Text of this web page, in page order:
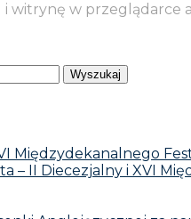
i witrynę w
Międzydekanalnego
– II Diecezjalny i XVI